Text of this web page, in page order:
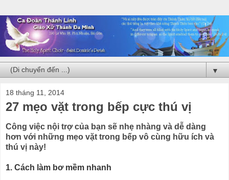
▼
18 tháng 11, 2014
27 mẹo vặt trong bếp cực thú vị
Công việc nội trợ của bạn sẽ nhẹ nhàng và dễ dàng
hơn với những mẹo vặt trong bếp vô cùng hữu ích và
thú vị này!
1. Cách làm bơ mềm nhanh